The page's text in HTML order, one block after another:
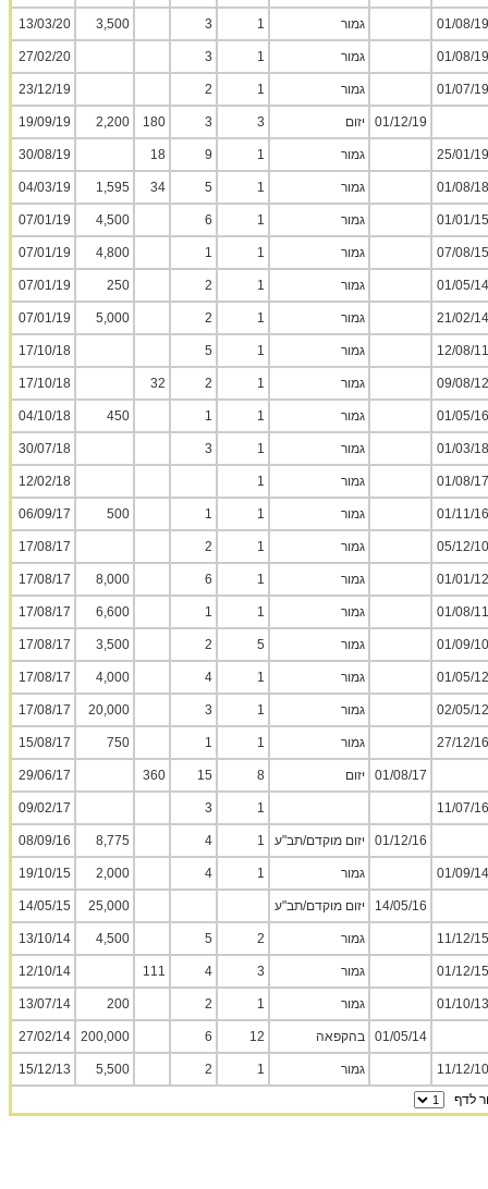
01/08/19 גמור 1
3
3,500
13/03/20
01/08/19 גמור 1
3
27/02/20
01/07/19 גמור 1
2
23/12/19
01/12/19 יזום 3
3
180
2,200
19/09/19
25/01/19 גמור 1
9
18
30/08/19
01/08/18 גמור 1
5
34
1,595
04/03/19
01/01/15 גמור 1
6
4,500
07/01/19
07/08/15 גמור 1
1
4,800
07/01/19
01/05/14 גמור 1
2
250
07/01/19
21/02/14 גמור 1
2
5,000
07/01/19
12/08/11 גמור 1
5
17/10/18
09/08/12 גמור 1
2
32
17/10/18
01/05/16 גמור 1
1
450
04/10/18
01/03/18 גמור 1
3
30/07/18
01/08/17 גמור 1
12/02/18
01/11/16 גמור 1
1
500
06/09/17
05/12/10 גמור 1
2
17/08/17
01/01/12 גמור 1
6
8,000
17/08/17
01/08/11 גמור 1
1
6,600
17/08/17
01/09/10 גמור 5
2
3,500
17/08/17
01/05/12 גמור 1
4
4,000
17/08/17
02/05/12 גמור 1
3
20,000
17/08/17
27/12/16 גמור 1
1
750
15/08/17
01/08/17 יזום 8
15
360
29/06/17
11/07/16
1
3
09/02/17
01/12/16 יזום מוקדם/תב"ע 1
4
8,775
08/09/16
01/09/14 גמור 1
4
2,000
19/10/15
14/05/16 יזום מוקדם/תב"ע 25,000
14/05/15
11/12/15 גמור 2
5
4,500
13/10/14
01/12/15 גמור 3
4
111
12/10/14
01/10/13 גמור 1
2
200
13/07/14
01/05/14 בהקפאה 12
6
200,000
27/02/14
11/12/10 גמור 1
2
5,500
15/12/13
לדף